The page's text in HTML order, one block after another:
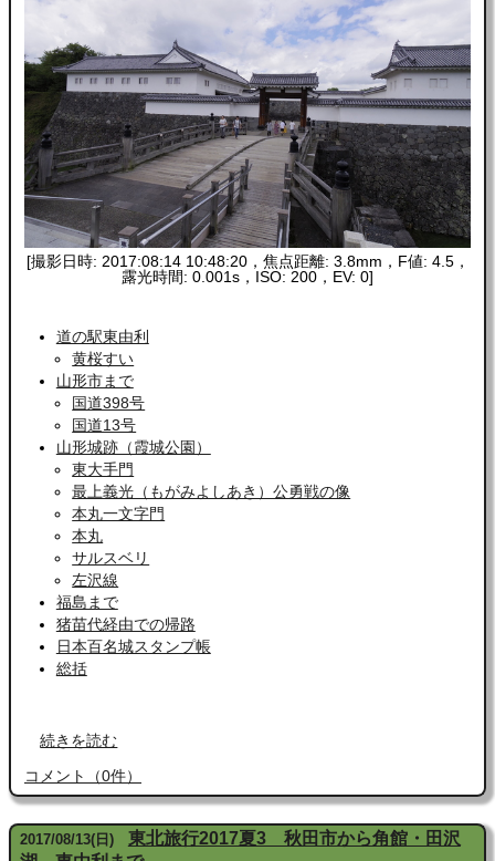
[撮影日時: 2017:08:14 10:48:20，焦点距離: 3.8mm，F値: 4.5，
露光時間: 0.001s，ISO: 200，EV: 0]
道の駅東由利
黄桜すい
山形市まで
国道398号
国道13号
山形城跡（霞城公園）
東大手門
最上義光（もがみよしあき）公勇戦の像
本丸一文字門
本丸
サルスベリ
左沢線
福島まで
猪苗代経由での帰路
日本百名城スタンプ帳
総括
続きを読む
コメント （0件）
2017/08/13(日)
東北旅行2017夏3 秋田市から角館・田沢